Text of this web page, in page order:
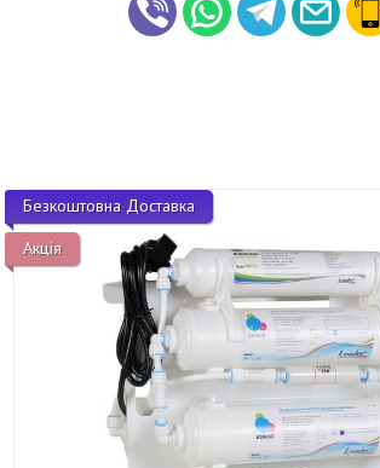
Безкоштовна Доставка
Акція